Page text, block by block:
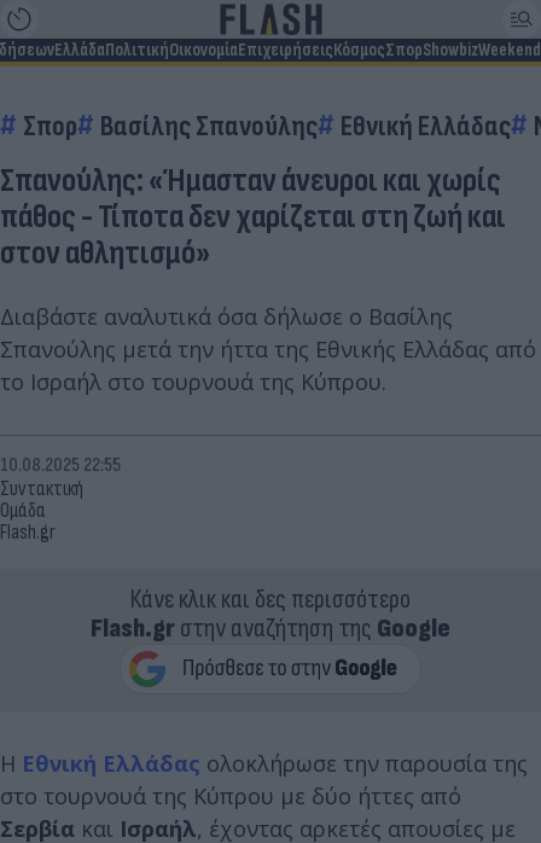
ΕλλάδαΠολιτικήΟικονομίαΕπιχειρήσειςΚόσμοςΣπορShowbizWeekend
Σπορ Βασίλης Σπανούλης Εθνική Ελλάδας
Σπανούλης: «Ήμασταν άνευροι και χωρίς
πάθος - Τίποτα δεν χαρίζεται στη ζωή και
στον αθλητισμό»
Διαβάστε αναλυτικά όσα δήλωσε ο Βασίλης
Σπανούλης μετά την ήττα της Εθνικής Ελλάδας από
το Ισραήλ στο τουρνουά της Κύπρου.
Συντακτική
Ομάδα
Flash.gr
10.08.2025 22:55
Κάνε κλικ και δες περισσότερο
Flash.grστην αναζήτηση της Google
Η Εθνική Ελλάδας ολοκλήρωσε την παρουσία της
στο τουρνουά της Κύπρου με δύο ήττες από
Σερβία και Ισραήλ, έχοντας αρκετές απουσίες με